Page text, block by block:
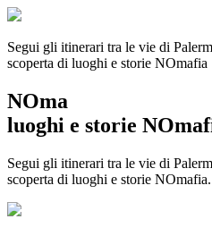
Segui gli itinerari tra le vie di
scoperta di luoghi e storie NOmafia
NOma
luoghi e storie
Segui gli itinerari tra le vie di
scoperta di luoghi e storie NOmafia.